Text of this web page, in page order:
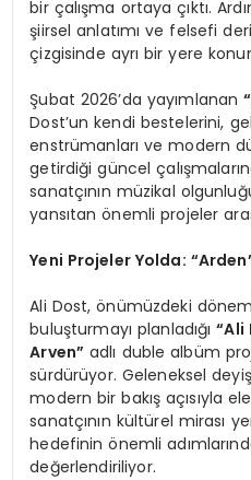
bir çalışma ortaya çıktı.
şiirsel anlatımı ve felsefi
çizgisinde ayrı bir yere
Şubat 2026’da yayımlanan
Dost’un kendi bestelerini,
enstrümanları ve modern
getirdiği güncel
sanatçının müzikal
yansıtan önemli projeler
Yeni Projeler Yolda:
Ali Dost, önümüzdeki
buluşturmayı planladığı“Ali
Arven” adlı duble albüm
sürdürüyor. Geleneksel
modern bir bakış açısıyla
sanatçının kültürel mirası
hedefinin önemli
değerlendiriliyor.